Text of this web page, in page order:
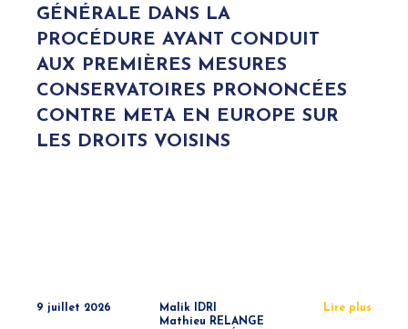
GÉNÉRALE DANS LA
PROCÉDURE AYANT CONDUIT
AUX PREMIÈRES MESURES
CONSERVATOIRES PRONONCÉES
CONTRE META EN EUROPE SUR
LES DROITS VOISINS
9 juillet 2026
Malik IDRI
Mathieu RELANGE
Lire plus